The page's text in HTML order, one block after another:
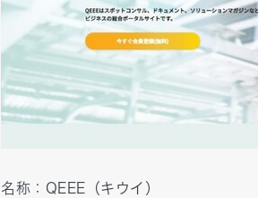
名称：QEEE（キウイ）